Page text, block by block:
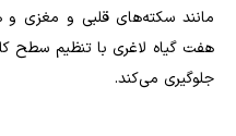
مانند سکته‌های قلبی و مغزی
هفت گیاه لاغری با تنظیم سطح
جلوگیری می‌کند.